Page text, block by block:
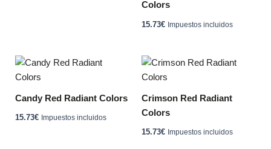
Colors
15.73€ Impuestos incluidos
Candy Red Radiant Colors
15.73€ Impuestos incluidos
Crimson Red Radiant
Colors
15.73€ Impuestos incluidos